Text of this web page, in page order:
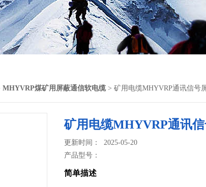
MHYVRP煤矿用屏蔽通信软电缆> 矿用电缆MHYVRP通讯信号
矿用电缆MHYVRP通讯
更新时间： 2025-05-20
产品型号：
简单描述